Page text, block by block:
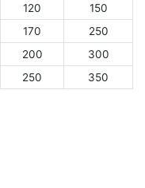
120
150
170
250
200
300
250 350